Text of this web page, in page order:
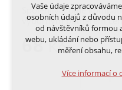
Spolehlivá, plně
výborným poměrem
68Kč
Technická cookies
nutná pro
udržení kontextu
přihlášení, volby
Volitelná cookies
analytická pro
Vaše údaje
osobních údajů z důvodu
od návštěvníků formou
webu, ukládání nebo
měření obsahu,
Více informací o